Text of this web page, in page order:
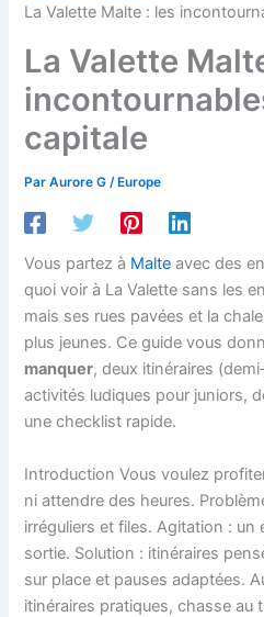
La Valette Malte : les
La Valette
capitale
ParAurore G/Europe
Vous partez à Malte avec des
quoi voir à La Valette sans les
mais ses rues pavées et la
plus jeunes. Ce guide vous
manquer, deux itinéraires
activités ludiques pour juniors,
une checklist rapide.
Introduction Vous voulez
ni attendre des heures.
irréguliers et files. Agitation :
sortie. Solution : itinéraires
sur place et pauses adaptées.
itinéraires pratiques, chasse au